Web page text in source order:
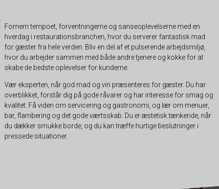
Fornem tempoet, forventningerne og sanseoplevelserne med en
hverdag i restaurationsbranchen, hvor du serverer fantastisk mad
for gæster fra hele verden. Bliv en del af et pulserende arbejdsmiljø,
hvor du arbejder sammen med både andre tjenere og kokke for at
skabe de bedste oplevelser for kunderne.
Vær eksperten, når god mad og vin præsenteres for gæster. Du har
overblikket, forstår dig på gode råvarer og har interesse for smag og
kvalitet. Få viden om servicering og gastronomi, og lær om menuer,
bar, flambering og det gode værtsskab. Du er æstetisk tænkende, når
du dækker smukke borde, og du kan træffe hurtige beslutninger i
pressede situationer.